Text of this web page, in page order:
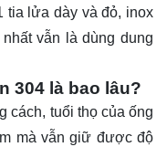
tia lửa dày và đỏ, inox
vẫn là dùng dung
304 là bao lâu?
cách, tuổi thọ của ống
mà vẫn giữ được độ